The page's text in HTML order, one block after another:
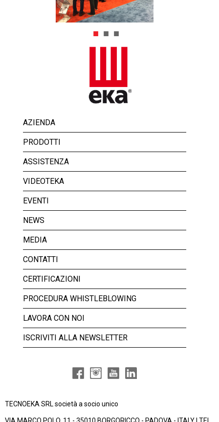
AZIENDA
PRODOTTI
ASSISTENZA
VIDEOTEKA
EVENTI
NEWS
MEDIA
CONTATTI
CERTIFICAZIONI
PROCEDURA WHISTLEBLOWING
LAVORA CON NOI
ISCRIVITI ALLA NEWSLETTER
TECNOEKA SRL società a socio unico